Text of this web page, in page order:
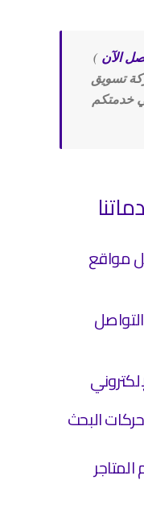
الآن )
تسويق
خدمتكم
مواقع
البحث